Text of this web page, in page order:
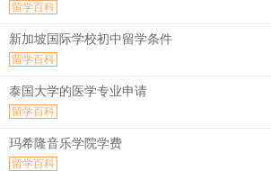
留学百科
新加坡国际学校初中留学条件
留学百科
泰国大学的医学专业申请
留学百科
玛希隆音乐学院学费
留学百科